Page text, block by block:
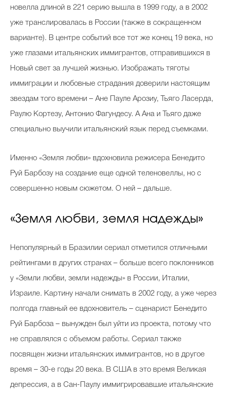
новелла длиной в 221 серию вышла в 1999 году, а в 2002
уже транслировалась в России (также в сокращенном
варианте). В центре событий все тот же конец 19 века, но
уже глазами итальянских иммигрантов, отправившихся в
Новый свет за лучшей жизнью. Изображать тяготы
иммиграции и любовные страдания доверили настоящим
звездам того времени – Ане Пауле Арозиу, Тьяго Ласерда,
Раулю Кортезу, Антонио Фагундесу. А Ана и Тьяго даже
специально выучили итальянский язык перед съемками.
Именно «Земля любви» вдохновила режисера Бенедито
Руй Барбозу на создание еще одной теленовеллы, но с
совершенно новым сюжетом. О ней – дальше.
«Земля любви, земля надежды»
Непопулярный в Бразилии сериал отметился отличными
рейтингами в других странах – больше всего поклонников
у «Земли любви, земли надежды» в России, Италии,
Израиле. Картину начали снимать в 2002 году, а уже через
полгода главный ее вдохновитель – сценарист Бенедито
Руй Барбоза – вынужден был уйти из проекта, потому что
не справлялся с объемом работы. Сериал также
посвящен жизни итальянских иммигрантов, но в другое
время – 30-е годы 20 века. В США в это время Великая
депрессия, а в Сан-Паулу иммигрировавшие итальянские